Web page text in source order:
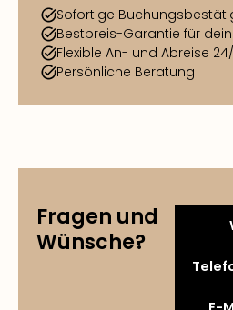
Sofortige
Bestpreis-Garantie für
Flexible An- und Abreise
Persönliche Beratung
Fragen und
Wünsche?